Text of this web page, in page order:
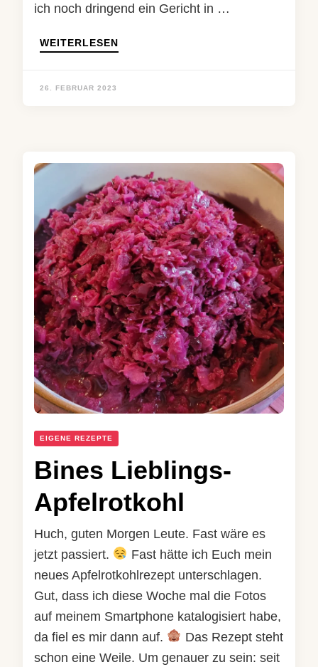
ich noch dringend ein Gericht in …
WEITERLESEN
26. FEBRUAR 2023
EIGENE REZEPTE
Bines Lieblings-
Apfelrotkohl
Huch, guten Morgen Leute. Fast wäre es
jetzt passiert.
Fast hätte ich Euch mein
neues Apfelrotkohlrezept unterschlagen.
Gut, dass ich diese Woche mal die Fotos
auf meinem Smartphone katalogisiert habe,
da fiel es mir dann auf.
Das Rezept steht
schon eine Weile. Um genauer zu sein: seit